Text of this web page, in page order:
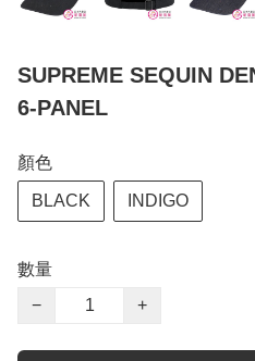
SUPREME SEQUIN
6-PANEL
顏色
BLACK INDIGO
數量
−
+